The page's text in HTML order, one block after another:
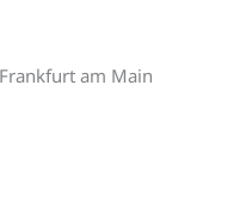
am Main